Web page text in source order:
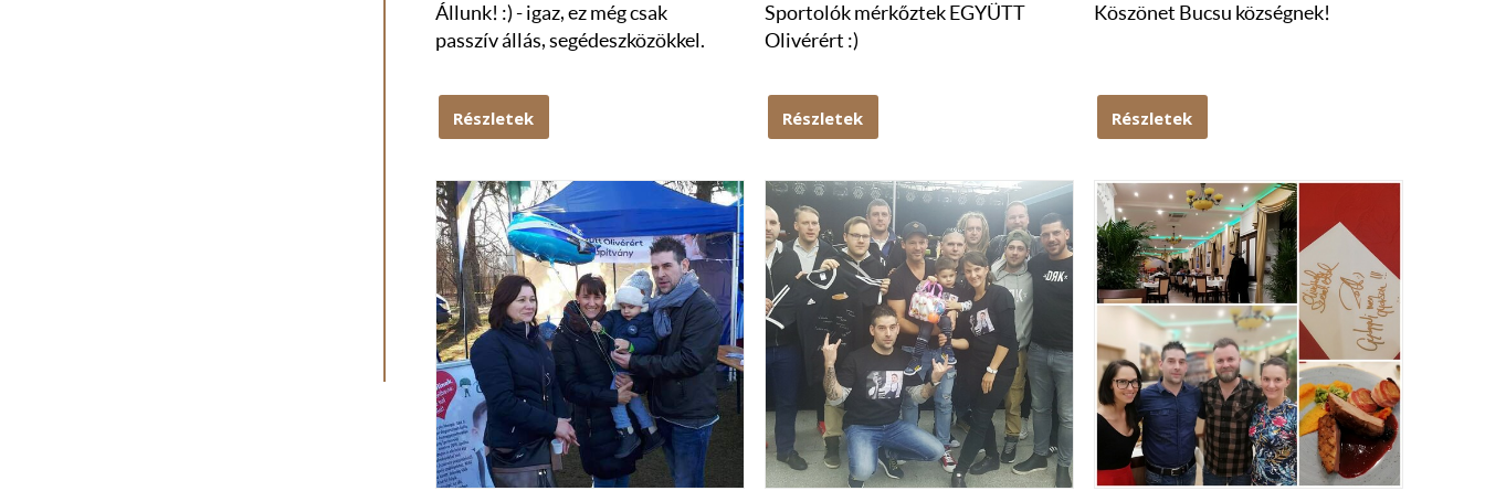
Állunk! :) - igaz, ez még csak
passzív állás, segédeszközökkel.
Részletek
Sportolók mérkőztek EGYÜTT
Olivérért :)
Részletek
Köszönet Bucsu községnek!
Részletek